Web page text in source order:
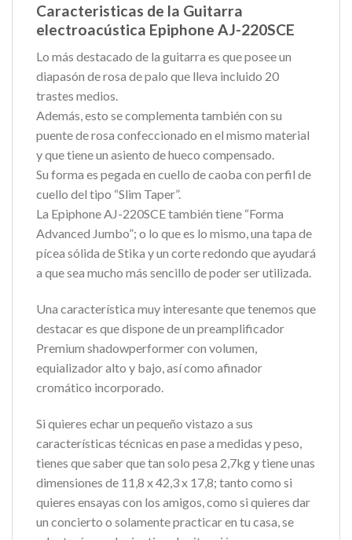
Caracteristicas de la Guitarra
electroacústica Epiphone AJ-220SCE
Lo más destacado de la guitarra es que posee un
diapasón de rosa de palo que lleva incluido 20
trastes medios.
Además, esto se complementa también con su
puente de rosa confeccionado en el mismo material
y que tiene un asiento de hueco compensado.
Su forma es pegada en cuello de caoba con perfil de
cuello del tipo “Slim Taper”.
La Epiphone AJ-220SCE también tiene “Forma
Advanced Jumbo”; o lo que es lo mismo, una tapa de
pícea sólida de Stika y un corte redondo que ayudará
a que sea mucho más sencillo de poder ser utilizada.
Una característica muy interesante que tenemos que
destacar es que dispone de un preamplificador
Premium shadowperformer con volumen,
equializador alto y bajo, así como afinador
cromático incorporado.
Si quieres echar un pequeño vistazo a sus
características técnicas en pase a medidas y peso,
tienes que saber que tan solo pesa 2,7kg y tiene unas
dimensiones de 11,8 x 42,3 x 17,8; tanto como si
quieres ensayas con los amigos, como si quieres dar
un concierto o solamente practicar en tu casa, se